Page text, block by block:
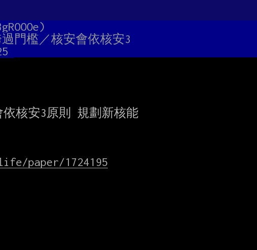
門檻／核安會依核安3
核安3原則 規劃新核能
paper/1724195